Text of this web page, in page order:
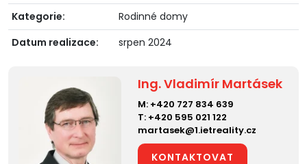
Kategorie:
Rodinné domy
Datum realizace:
srpen 2024
Ing. Vladimír Martásek
M: +420 727 834 639
T: +420 595 021 122
martasek@1.ietreality.cz
KONTAKTOVAT